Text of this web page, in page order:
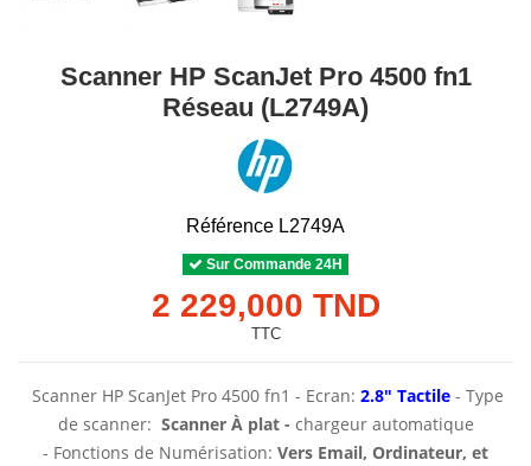
Scanner HP ScanJet Pro 4500 fn1
Réseau (L2749A)
Référence L2749A
Sur Commande 24H
2 229,000 TND
TTC
Scanner HP ScanJet Pro 4500 fn1 - Ecran: 2.8" Tactile - Type
de scanner: Scanner À plat - chargeur automatique
- Fonctions de Numérisation: Vers Email, Ordinateur, et